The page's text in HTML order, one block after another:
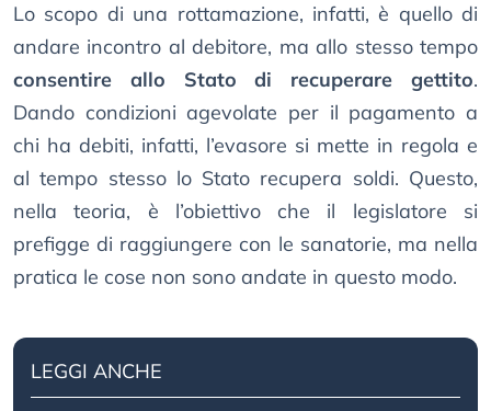
Lo scopo di una rottamazione, infatti, è quello di
andare incontro al debitore, ma allo stesso tempo
consentire allo Stato di recuperare gettito.
Dando condizioni agevolate per il pagamento a
chi ha debiti, infatti, l’evasore si mette in regola e
al tempo stesso lo Stato recupera soldi. Questo,
nella teoria, è l’obiettivo che il legislatore si
prefigge di raggiungere con le sanatorie, ma nella
pratica le cose non sono andate in questo modo.
LEGGI ANCHE